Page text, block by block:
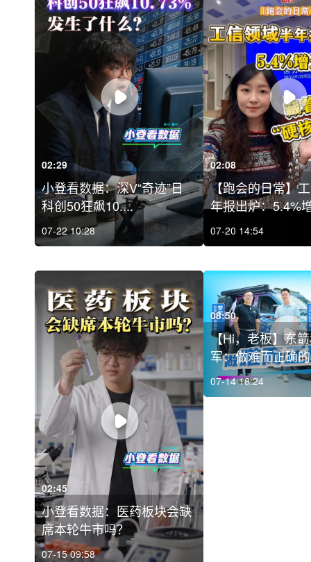
02:29
小登看数据：深V“奇迹”日
科创50狂飙10....
07-22 10:28
02:08
【跑会的日常】
年报出炉：5.4%
07-20 14:54
02:45
小登看数据：医药板块会缺
席本轮牛市吗？
07-15 09:58
08:50
【Hi，老板】东
军：做难而正确
07-14 18:24